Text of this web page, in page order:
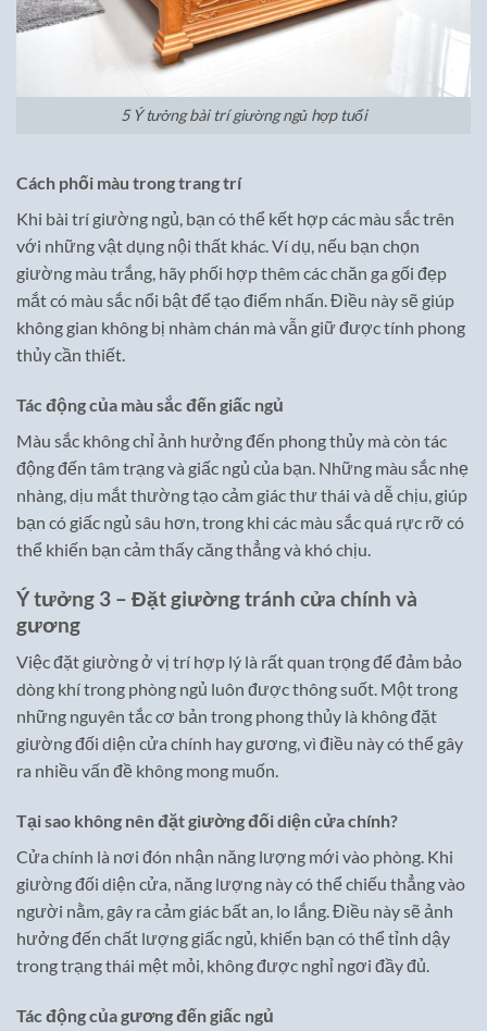
5 Ý tưởng bài trí giường ngủ hợp tuổi
Cách phối màu trong trang trí
Khi bài trí giường ngủ, bạn có thể kết hợp các màu sắc trên
với những vật dụng nội thất khác. Ví dụ, nếu bạn chọn
giường màu trắng, hãy phối hợp thêm các chăn ga gối đẹp
mắt có màu sắc nổi bật để tạo điểm nhấn. Điều này sẽ giúp
không gian không bị nhàm chán mà vẫn giữ được tính phong
thủy cần thiết.
Tác động của màu sắc đến giấc ngủ
Màu sắc không chỉ ảnh hưởng đến phong thủy mà còn tác
động đến tâm trạng và giấc ngủ của bạn. Những màu sắc nhẹ
nhàng, dịu mắt thường tạo cảm giác thư thái và dễ chịu, giúp
bạn có giấc ngủ sâu hơn, trong khi các màu sắc quá rực rỡ có
thể khiến bạn cảm thấy căng thẳng và khó chịu.
Ý tưởng 3 – Đặt giường tránh cửa chính và
gương
Việc đặt giường ở vị trí hợp lý là rất quan trọng để đảm bảo
dòng khí trong phòng ngủ luôn được thông suốt. Một trong
những nguyên tắc cơ bản trong phong thủy là không đặt
giường đối diện cửa chính hay gương, vì điều này có thể gây
ra nhiều vấn đề không mong muốn.
Tại sao không nên đặt giường đối diện cửa chính?
Cửa chính là nơi đón nhận năng lượng mới vào phòng. Khi
giường đối diện cửa, năng lượng này có thể chiếu thẳng vào
người nằm, gây ra cảm giác bất an, lo lắng. Điều này sẽ ảnh
hưởng đến chất lượng giấc ngủ, khiến bạn có thể tỉnh dậy
trong trạng thái mệt mỏi, không được nghỉ ngơi đầy đủ.
Tác động của gương đến giấc ngủ